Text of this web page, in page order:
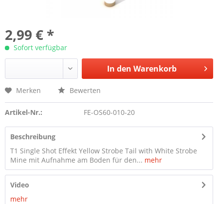
2,99 € *
Sofort verfügbar
In den Warenkorb
Merken Bewerten
Artikel-Nr.: FE-OS60-010-20
Beschreibung
T1 Single Shot Effekt Yellow Strobe Tail with White Strobe
Mine mit Aufnahme am Boden für den... mehr
Video
mehr